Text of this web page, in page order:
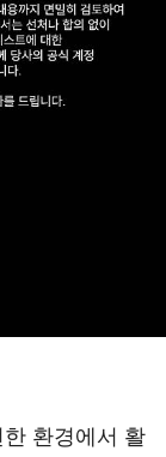
환경에서 활